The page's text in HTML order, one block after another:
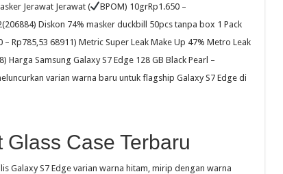
Jerawat Jerawat (
BPOM) 10grRp1.650 –
Diskon 74% masker duckbill 50pcs tanpa box 1 Pack
– Rp785,53 68911) Metric Super Leak Make Up 47% Metro Leak
Harga Samsung Galaxy S7 Edge 128 GB Black Pearl –
varian warna baru untuk flagship Galaxy S7 Edge di
Case Terbaru
Galaxy S7 Edge varian warna hitam, mirip dengan warna